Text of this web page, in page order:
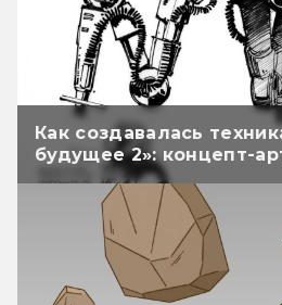
Как создавалась
будущее 2»: концепт-